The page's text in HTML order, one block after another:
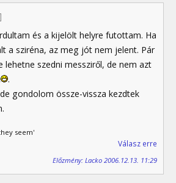
és a kijelölt helyre futottam. Ha
a sziréna, az meg jót nem jelent. Pár
szedni messziről, de nem azt
.
gondolom össze-vissza kezdtek
seem'
Válasz erre
Előzmény: Lacko 2006.12.13. 11:29